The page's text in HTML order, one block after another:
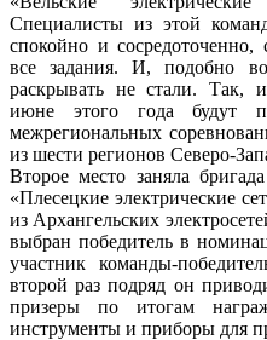
Специалисты из этой
спокойно и сосредоточенно,
все задания. И, подобно
раскрывать не стали. Так,
июне этого года будут
межрегиональных
из шести регионов Северо-
Второе место заняла
«Плесецкие электрические
из Архангельских
выбран победитель в
участник команды-
второй раз подряд он
призеры по итогам
инструменты и приборы для